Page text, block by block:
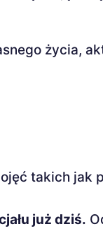
życia,
takich jak
już dziś.